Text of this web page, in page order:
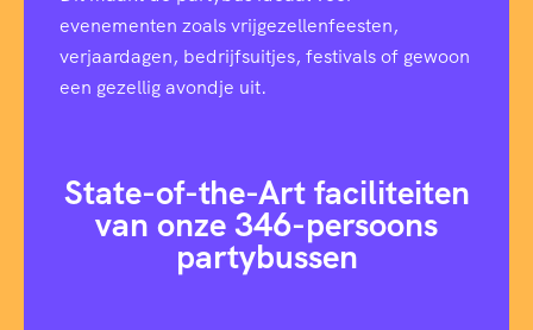
evenementen zoals vrijgezellenfeesten,
verjaardagen, bedrijfsuitjes, festivals of gewoon
een gezellig avondje uit.
State-of-the-Art faciliteiten
van onze 346-persoons
partybussen